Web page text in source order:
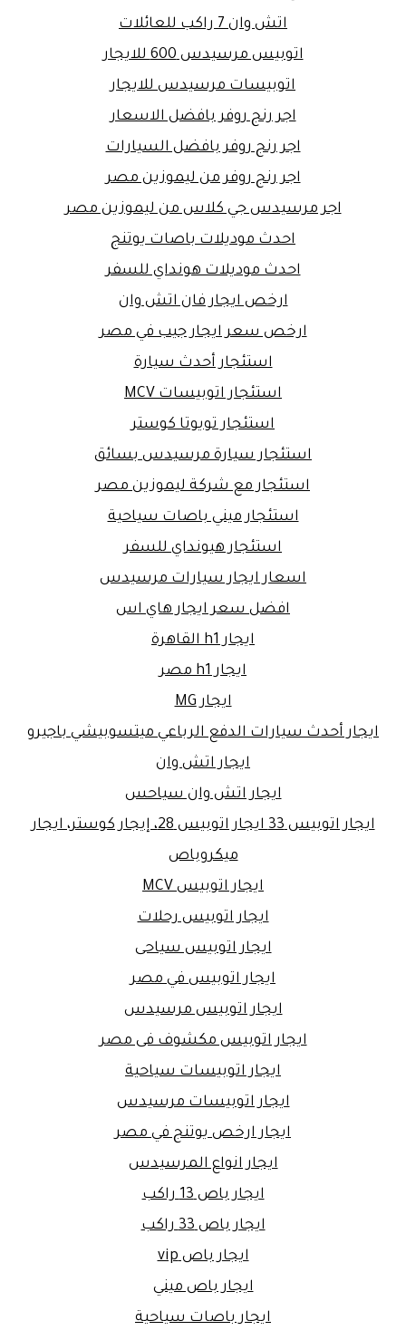
اتش وان 7 راكب للعائلات
اتوبيس مرسيدس 600 للايجار
اتوبيسات مرسيدس للايجار
اجر رنج روفر بافضل الاسعار
اجر رنج روفر بافضل السيارات
اجر رنج روفر من ليموزين مصر
اجر مرسيدس جي كلاس من ليموزين مصر
احدث موديلات باصات يوتنج
احدث موديلات هونداي للسفر
ارخص ايجار فان اتش وان
ارخص سعر ايجار جيب في مصر
استئجار أحدث سيارة
استئجار اتوبيسات MCV
استئجار تويوتا كوستر
استئجار سيارة مرسيدس بسائق
استئجار مع شركة ليموزين مصر
استئجار ميني باصات سياحية
استئجار هيونداي للسفر
اسعار ايجار سيارات مرسيدس
افضل سعر ايجار هاي اس
ايجار h1 القاهرة
ايجار h1 مصر
ايجار MG
ايجار أحدث سيارات الدفع الرباعي ميتسوبيشي باجيرو
ايجار اتش وان
ايجار اتش وان سياحس
ايجار اتوبيس 33 ايجار اتوبيس 28، إيجار كوستر، ايجار
ميكروباص
ايجار اتوبيس MCV
ايجار اتوبيس رحلات
ايجار اتوبيس سياحى
ايجار اتوبيس في مصر
ايجار اتوبيس مرسيدس
ايجار اتوبيس مكشوف فى مصر
ايجار اتوبيسات سياحية
ايجار اتوبيسات مرسيدس
ايجار ارخص يوتنج في مصر
ايجار انواع المرسيدس
ايجار باص 13 راكب
ايجار باص 33 راكب
ايجار باص vip
ايجار باص ميني
ايجار باصات سياحية